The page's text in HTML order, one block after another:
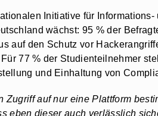
Initiative für
wächst: 95 % der
auf den Schutz vor
77 % der Studienteilnehmer
und Einhaltung von
auf nur eine Plattform
eben dieser auch verlässlich